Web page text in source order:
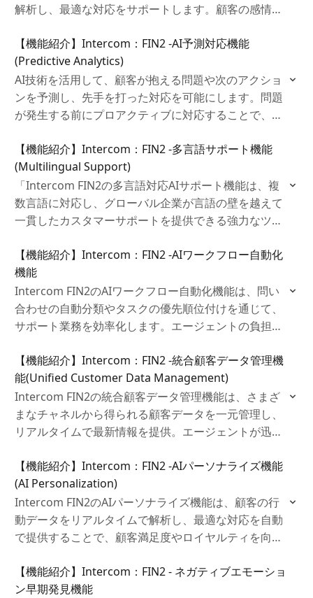
解析し、最適な対応をサポートします。顧客の感情に
でき、パーソナライズされた対応を提供するための重
要なツールです。
【機能紹介】Intercom：FIN2 ‐AI予測対応機能
(Predictive Analytics)
AI技術を活用して、顧客が抱える問題や次のアクショ
ンを予測し、先手を打った対応を可能にします。問題
が発生する前にプロアクティブに対応することで、顧
トを提供します。
【機能紹介】Intercom：FIN2 ‐多言語サポート機能
(Multilingual Support)
「Intercom FIN2の多言語対応AIサポート機能は、複
数言語に対応し、グローバル企業が言語の壁を越えて
一貫したカスタマーサポートを提供できる強力なツー
減し、効率的な対応を実現します。
【機能紹介】Intercom：FIN2 ‐AIワークフロー自動化
機能
Intercom FIN2のAIワークフロー自動化機能は、問い
合わせの自動分類やタスクの優先順位付けを通じて、
サポート業務を効率化します。エージェントの負担が
性を高め、コスト削減にも貢献します。
【機能紹介】Intercom：FIN2 ‐統合顧客データ管理機
能(Unified Customer Data Management)
Intercom FIN2の統合顧客データ管理機能は、さまざ
まなチャネルから得られる顧客データを一元管理し、
リアルタイムで最新情報を提供。エージェントが迅速
を強力にサポートします。
【機能紹介】Intercom：FIN2 ‐AIパーソナライズ機能
(AI Personalization)
Intercom FIN2のAIパーソナライズ機能は、顧客の行
動データをリアルタイムで解析し、最適な対応を自動
で提供することで、顧客満足度やロイヤルティを向上
実現し、エージェントの効率を高めながら、ビジネス
成長に貢献します。
【機能紹介】Intercom：FIN2 ‐ ネガティブエモーショ
ン早期発見機能